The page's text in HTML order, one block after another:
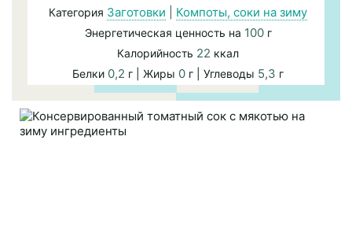
Категория Заготовки Компоты, соки на зиму
Энергетическая ценность на 100г
Калорийность 22 ккал
Белки 0,2 г | Жиры 0 г | Углеводы 5,3 г